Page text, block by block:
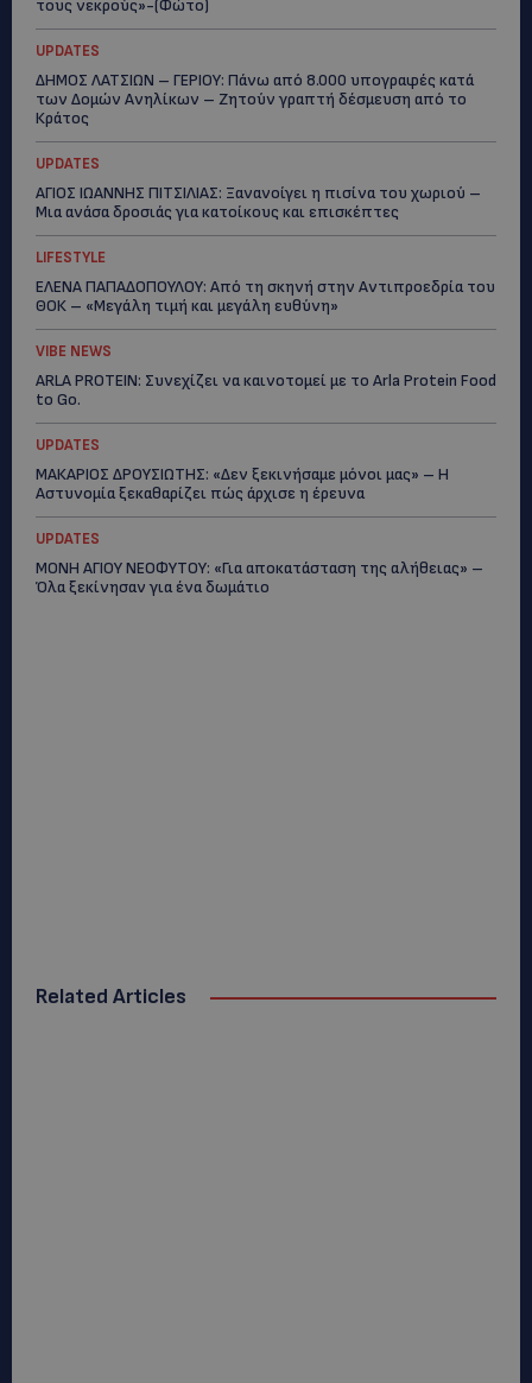
τους νεκρούς»-(Φώτο)
UPDATES
ΔΗΜΟΣ ΛΑΤΣΙΩΝ – ΓΕΡΙΟΥ: Πάνω από 8.000 υπογραφές κατά
των Δομών Ανηλίκων – Ζητούν γραπτή δέσμευση από το
Κράτος
UPDATES
ΑΓΙΟΣ ΙΩΑΝΝΗΣ ΠΙΤΣΙΛΙΑΣ: Ξανανοίγει η πισίνα του χωριού –
Μια ανάσα δροσιάς για κατοίκους και επισκέπτες
LIFESTYLE
ΕΛΕΝΑ ΠΑΠΑΔΟΠΟΥΛΟΥ: Από τη σκηνή στην Αντιπροεδρία του
ΘΟΚ – «Μεγάλη τιμή και μεγάλη ευθύνη»
VIBE NEWS
ARLA PROTEIN: Συνεχίζει να καινοτομεί με το Arla Protein Food
to Go.
UPDATES
ΜΑΚΑΡΙΟΣ ΔΡΟΥΣΙΩΤΗΣ: «Δεν ξεκινήσαμε μόνοι μας» – Η
Αστυνομία ξεκαθαρίζει πώς άρχισε η έρευνα
UPDATES
ΜΟΝΗ ΑΓΙΟΥ ΝΕΟΦΥΤΟΥ: «Για αποκατάσταση της αλήθειας» –
Όλα ξεκίνησαν για ένα δωμάτιο
Related Articles